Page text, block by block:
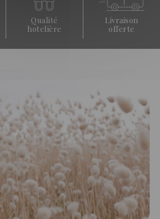
Qualité
hotelière
Livraison
offerte